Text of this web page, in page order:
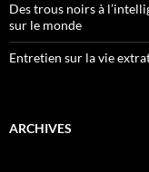
Des trous noirs à
sur le monde
Entretien sur la vie
ARCHIVES